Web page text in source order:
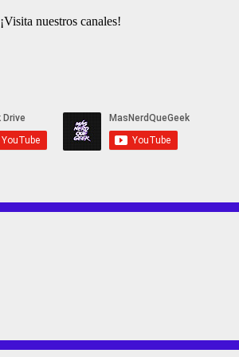
¡Visita nuestros canales!